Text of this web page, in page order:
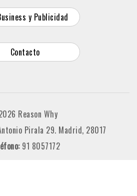
y Publicidad
Contacto
Reason Why
Pirala 29. Madrid, 28017
91 8057172